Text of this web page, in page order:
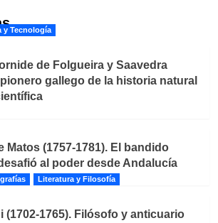
y Tecnología
de Folgueira y Saavedra
gallego de la historia natural
Matos (1757-1781). El bandido
al poder desde Andalucía
Literatura y Filosofía
(1702-1765). Filósofo y anticuario